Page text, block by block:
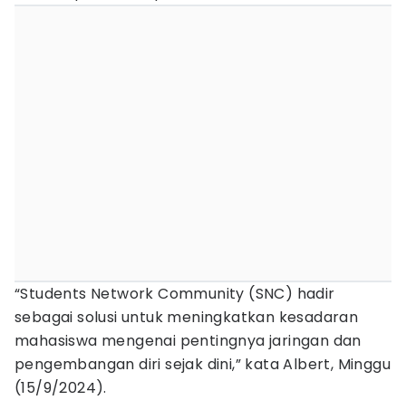
“Students Network Community (SNC) hadir
sebagai solusi untuk meningkatkan kesadaran
mahasiswa mengenai pentingnya jaringan dan
pengembangan diri sejak dini,” kata Albert, Minggu
(15/9/2024).